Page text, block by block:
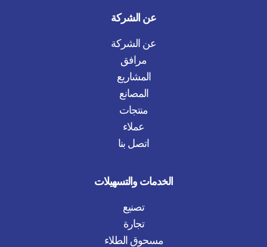
عن الشركة
عن الشركة
مرافق
المشاريع
المصانع
منتجات
عملاء
اتصل بنا
الخدمات والتسهيلات
تصنيع
تجارة
مسحوق الطلاء